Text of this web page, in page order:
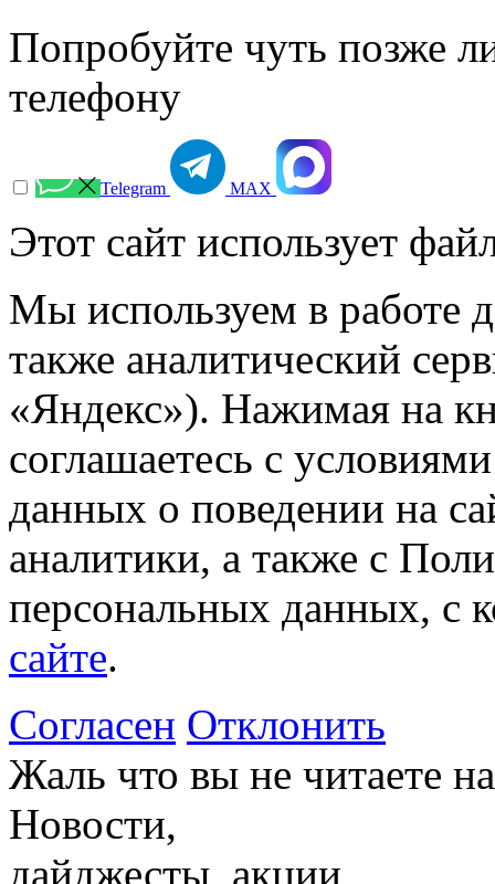
Попробуйте чуть позже
телефону
Telegram МАХ
Этот сайт использует
Мы используем в работе
также аналитический
«Яндекс»). Нажимая на
соглашаетесь с
данных о поведении на
аналитики, а также с
персональных данных, с
сайте.
Согласен Отклонить
Жаль что вы не читаете
Новости,
дайджесты, акции